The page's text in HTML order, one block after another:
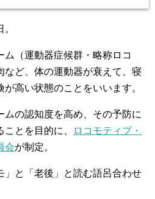
ム（運動器症候群・略称ロコ
など、体の運動器が衰えて、寝
高い状態のことをいいます。
ムの認知度を高め、その予防に
とを目的に、
ロコモティブ・
会が制定。
」と「老後」と読む語呂合わせ